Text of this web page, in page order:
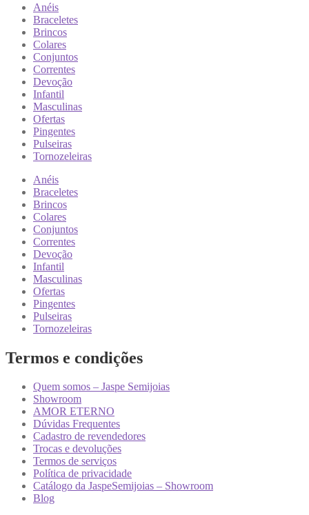
Anéis
Braceletes
Brincos
Colares
Conjuntos
Correntes
Devoção
Infantil
Masculinas
Ofertas
Pingentes
Pulseiras
Tornozeleiras
Anéis
Braceletes
Brincos
Colares
Conjuntos
Correntes
Devoção
Infantil
Masculinas
Ofertas
Pingentes
Pulseiras
Tornozeleiras
Termos e condições
Quem somos – Jaspe Semijoias
Showroom
AMOR ETERNO
Dúvidas Frequentes
Cadastro de revendedores
Trocas e devoluções
Termos de serviços
Política de privacidade
Catálogo da JaspeSemijoias – Showroom
Blog